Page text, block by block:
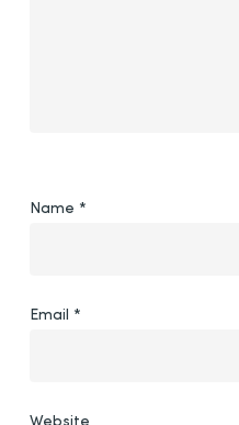
Name *
Email *